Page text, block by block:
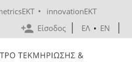
•
innovationEKT
Είσοδος
ΕΛ • EN